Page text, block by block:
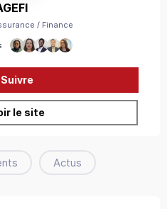
/ Finance
Suivre
le site
Actus